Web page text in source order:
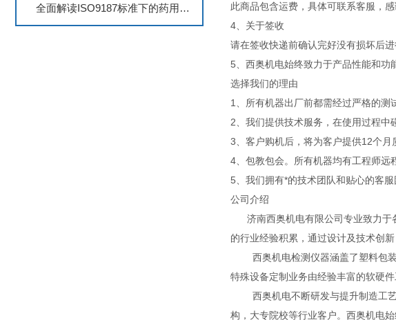
全面解读ISO9187标准下的药用安瓿瓶机械性能要求
此商品包含运费，具体可联系客服，感
4、关于签收
请在签收快递前确认完好没有损坏后
5、西奥机电始终致力于产品性能和功
选择我们的理由
1、所有机器出厂前都需经过严格的
2、我们提供技术服务，在使用过程
3、客户购机后，将为客户提供12个
4、包教包会。所有机器均有工程师远
5、我们拥有*的技术团队和贴心的客
公司介绍
济南西奥机电有限公司专业致力于
的行业经验积累，通过设计及技术创
西奥机电检测仪器涵盖了塑料包装
特殊设备定制业务由经验丰富的软硬
西奥机电不断研发与提升制造工艺
构，大专院校等行业客户。西奥机电